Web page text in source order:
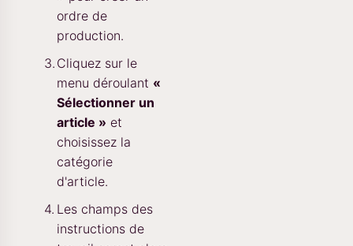
ordre de
production.
Cliquez sur le
menu déroulant «
Sélectionner un
article » et
choisissez la
catégorie
d'article.
Les champs des
instructions de